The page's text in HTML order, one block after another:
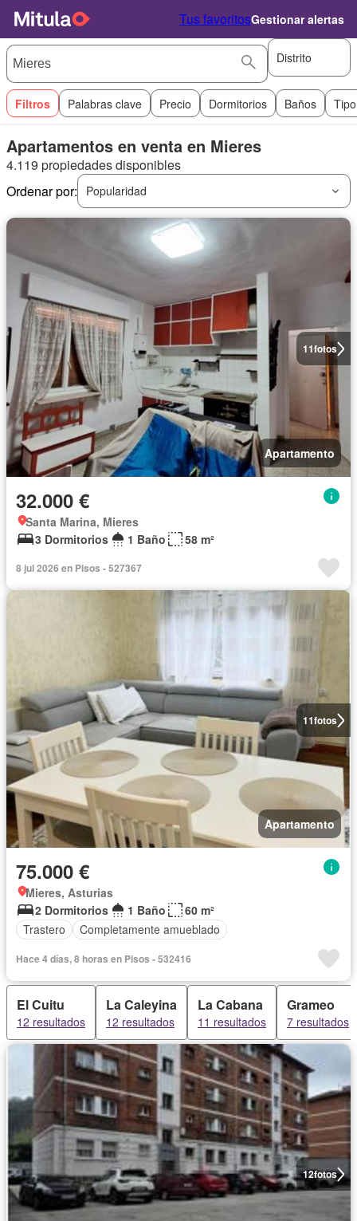
Tus favoritosGestionar alertas
Distrito
Filtros Palabras clave Precio Dormitorios Baños
Apartamentos en venta en Mieres
4.119 propiedades disponibles
Ordenar por:
Popularidad
11fotos
Apartamento
32.000 €
Santa Marina, Mieres
3 Dormitorios
1 Baño 58 m²
8 jul 2026 en Pisos - 527367
11fotos
Apartamento
75.000 €
Mieres, Asturias
2 Dormitorios
1 Baño
60 m²
Trastero
Completamente amueblado
Hace 4 días, 8 horas en Pisos - 532416
El Cuitu
12 resultados
La Caleyina
12 resultados
La Cabana
11 resultados
Grameo
7 resultados
12fotos